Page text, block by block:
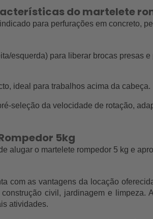
do martelete
para perfurações em concreto,
esquerda) para liberar brocas presas
ideal para trabalhos acima da cabeça.
seleção da velocidade de rotação,
5kg
alugar o martelete rompedor 5 kg e
com as vantagens da locação
civil, jardinagem e limpeza.
atividades.